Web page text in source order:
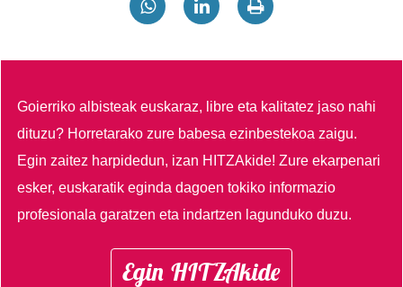
Goierriko albisteak euskaraz, libre eta kalitatez jaso nahi
dituzu? Horretarako zure babesa ezinbestekoa zaigu.
Egin zaitez harpidedun, izan HITZAkide!Zure ekarpenari
esker, euskaratik eginda dagoen tokiko informazio
profesionala garatzen eta indartzen lagunduko duzu.
Egin HITZAkide